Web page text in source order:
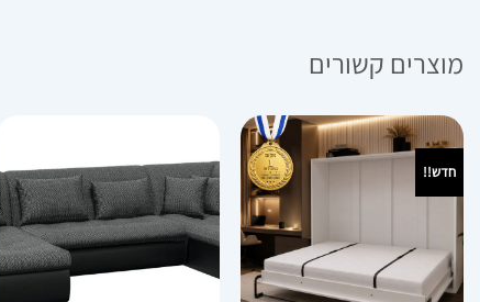
מוצרים קשורים
חדש!!